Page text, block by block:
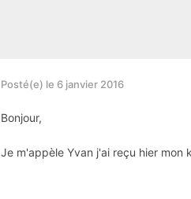
Posté(e) le 6 janvier 2016
Bonjour,
Je m'appèle Yvan j'ai reçu hier